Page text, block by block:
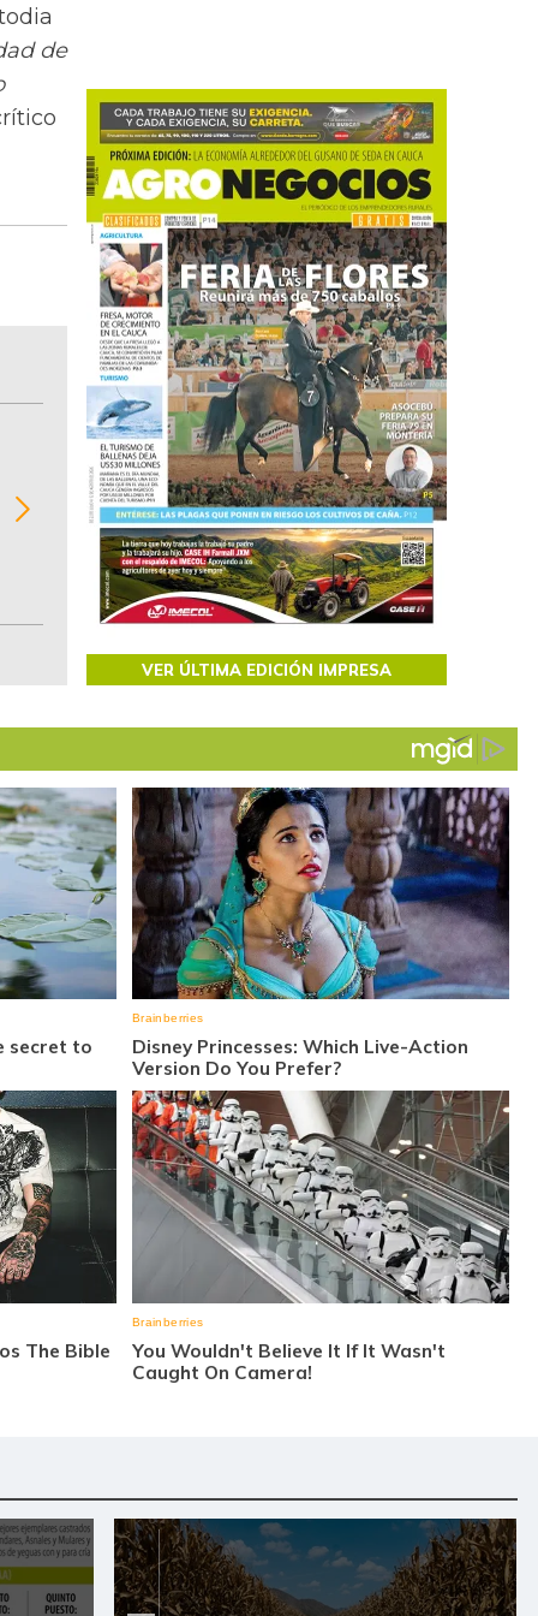
de
02
BITÁCORA EMPRESARIAL 10.000 LR
Recopilación clasificada por sectores
regiones del comportamiento general y
de las 10.000 primeras empresas en ventas
Colombia.
VER ÚLTIMA EDICIÓN IMPRESA